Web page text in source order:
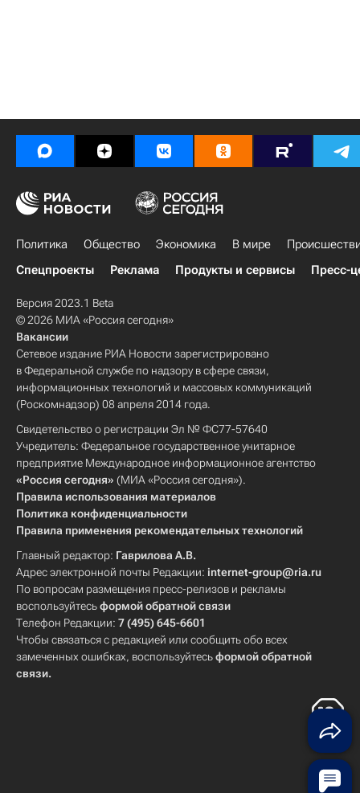
Политика Общество Экономика В мире
Спецпроекты
Реклама Продукты и сервисы Пресс-
Версия 2023.1 Beta
© 2026 МИА «Россия сегодня»
Вакансии
Сетевое издание РИА Новости зарегистрировано
в Федеральной службе по надзору в сфере связи,
информационных технологий и массовых коммуникаций
(Роскомнадзор) 08 апреля 2014 года.
Свидетельство о регистрации Эл № ФС77-57640
Учредитель: Федеральное государственное унитарное
предприятие Международное информационное агентство
«Россия сегодня» (МИА «Россия сегодня»).
Правила использования материалов
Политика конфиденциальности
Правила применения рекомендательных технологий
Главный редактор: Гаврилова А.В.
Адрес электронной почты Редакции: internet-group@ria.ru
По вопросам размещения пресс-релизов и рекламы
воспользуйтесьформой обратной связи
Телефон Редакции: 7 (495) 645-6601
Чтобы связаться с редакцией или сообщить обо всех
замеченных ошибках, воспользуйтесьформой обратной
связи.